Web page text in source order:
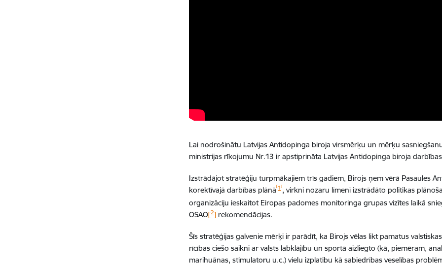
Lai nodrošinātu Latvijas Antidopinga biroja virsmērķu un mērķu
ministrijas rīkojumu Nr.13 ir apstiprināta Latvijas Antidopinga biroja
Izstrādājot stratēģiju turpmākajiem trīs gadiem, Birojs ņem vērā Pasaules
korektīvajā darbības plānā[1], virkni nozaru līmenī izstrādāto politikas
organizāciju ieskaitot Eiropas padomes monitoringa grupas vizītes laikā
OSAO[2] rekomendācijas.
Šīs stratēģijas galvenie mērķi ir parādīt, ka Birojs vēlas likt pamatus
rīcības ciešo saikni ar valsts labklājību un sportā aizliegto (kā, piemēram,
marihuānas, stimulatoru u.c.) vielu izplatību kā sabiedrības veselības